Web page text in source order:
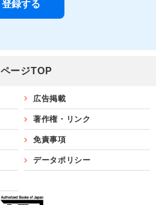
ページTOP
広告掲載
著作権・リンク
免責事項
データポリシー